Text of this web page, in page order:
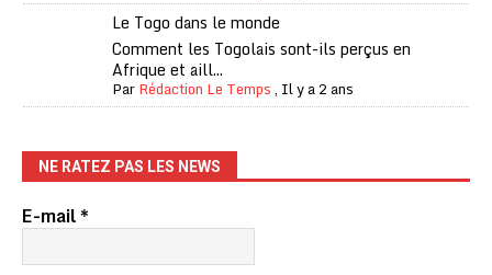
Le Togo dans le monde
Comment les Togolais sont-ils perçus en
Afrique et aill...
ParRédaction Le Temps, Il y a 2 ans
NE RATEZ PAS LES NEWS
E-mail*